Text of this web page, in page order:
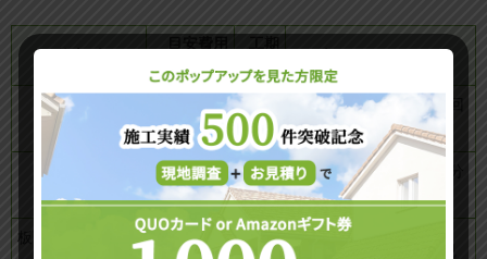
（6畳）
目安
クロス張り
5万〜9万
円
日
予算重視、賃貸の原状回
復
6万〜11万
円
2〜3
日
素材感を残したい、部分
補修しやすく
板張り（ベニヤ・
8万〜16万
2〜4